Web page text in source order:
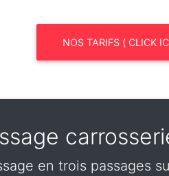
NOS TARIFS ( CLICK
en trois passages